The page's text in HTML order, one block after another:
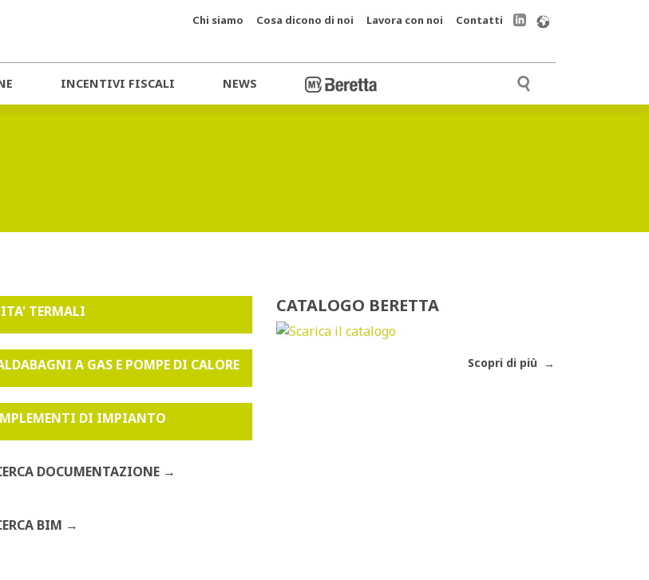
INCENTIVI FISCALI NEWS
Chi siamo Cosa dicono di noi Lavora con noi Contatti
TERMALI
A GAS E POMPE DI CALORE
DI IMPIANTO
DOCUMENTAZIONE
BIM
CATALOGO BERETTA
Scopri di più